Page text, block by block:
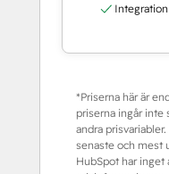
*Priserna här är
priserna ingår inte
andra
senaste och mest
HubSpot har inget